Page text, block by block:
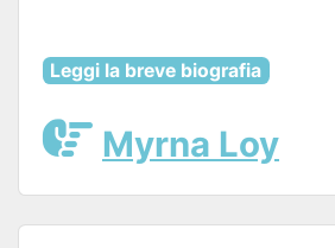
Leggi la breve biografia
Myrna Loy